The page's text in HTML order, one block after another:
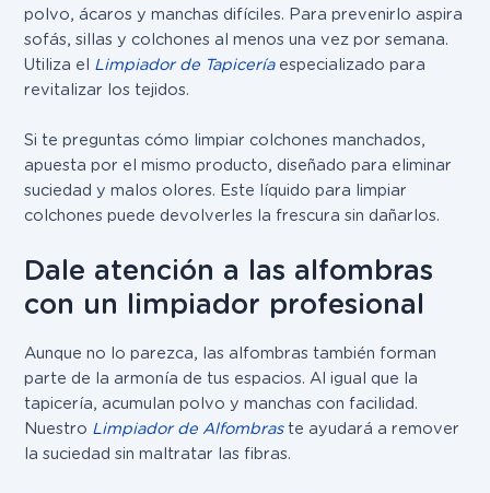
polvo, ácaros y manchas difíciles. Para prevenirlo aspira
sofás, sillas y colchones al menos una vez por semana.
Utiliza el Limpiador de Tapicería especializado para
revitalizar los tejidos.
Si te preguntas cómo limpiar colchones manchados,
apuesta por el mismo producto, diseñado para eliminar
suciedad y malos olores. Este líquido para limpiar
colchones puede devolverles la frescura sin dañarlos.
Dale atención a las alfombras
con un limpiador profesional
Aunque no lo parezca, las alfombras también forman
parte de la armonía de tus espacios. Al igual que la
tapicería, acumulan polvo y manchas con facilidad.
Nuestro Limpiador de Alfombraste ayudará a remover
la suciedad sin maltratar las fibras.